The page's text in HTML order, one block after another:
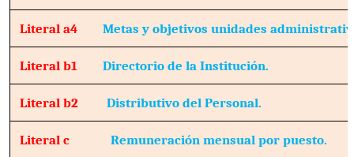
Literal a4Metas y objetivos unidades
Literal b1Directorio de la Institución.
Literal b2Distributivo del Personal.
Literal c Remuneración mensual por puesto.